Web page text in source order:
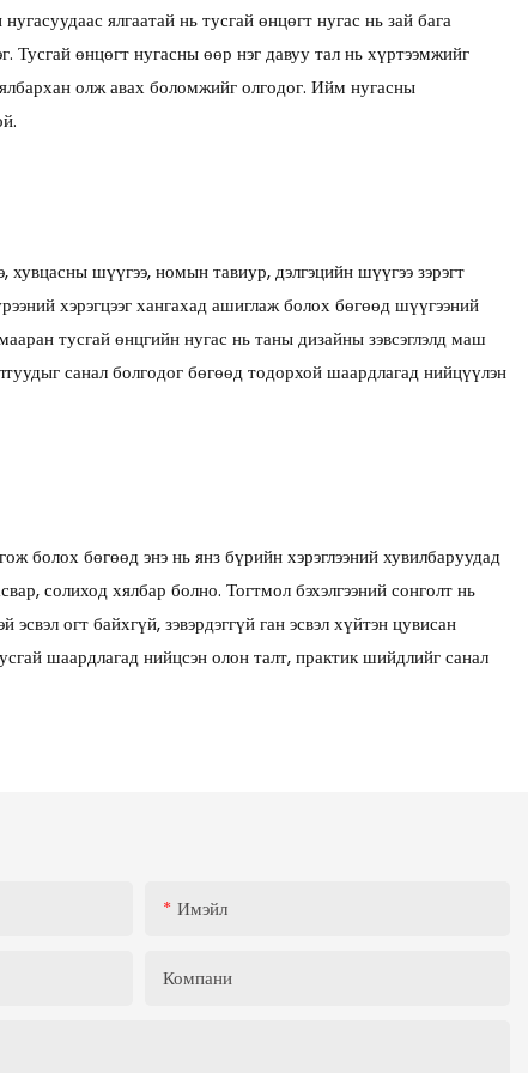
ялгаатай нь тусгай өнцөгт нугас нь зай бага
Тусгай өнцөгт нугасны өөр нэг давуу тал нь хүртээмжийг
олж авах боломжийг олгодог. Ийм нугасны
шүүгээ, номын тавиур, дэлгэцийн шүүгээ зэрэгт
хэрэгцээг хангахад ашиглаж болох бөгөөд шүүгээний
тусгай өнцгийн нугас нь таны дизайны зэвсэглэлд маш
санал болгодог бөгөөд тодорхой шаардлагад нийцүүлэн
болох бөгөөд энэ нь янз бүрийн хэрэглээний хувилбаруудад
солиход хялбар болно. Тогтмол бэхэлгээний сонголт нь
огт байхгүй, зэвэрдэггүй ган эсвэл хүйтэн цувисан
шаардлагад нийцсэн олон талт, практик шийдлийг санал
Имэйл
Компани